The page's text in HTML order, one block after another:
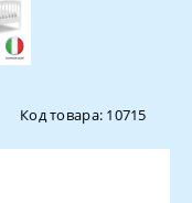
Код товара: 10715